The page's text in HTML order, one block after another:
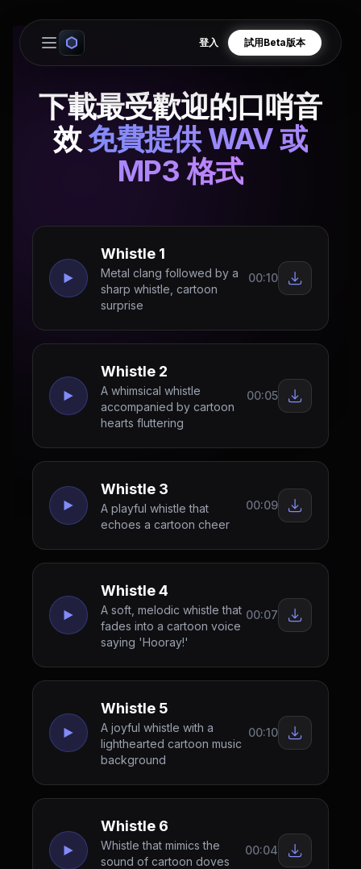
Open main menu
登入 試用Beta版本
下載最受歡迎的口哨音
效免費提供 WAV 或
MP3 格式
Whistle 1
Metal clang followed by a
sharp whistle, cartoon
surprise
00:10
Whistle 2
A whimsical whistle
accompanied by cartoon
hearts fluttering
00:05
Whistle 3
A playful whistle that
echoes a cartoon cheer
00:09
Whistle 4
A soft, melodic whistle that
fades into a cartoon voice
saying 'Hooray!'
00:07
Whistle 5
A joyful whistle with a
lighthearted cartoon music
background
00:10
Whistle 6
Whistle that mimics the
sound of cartoon doves
00:04